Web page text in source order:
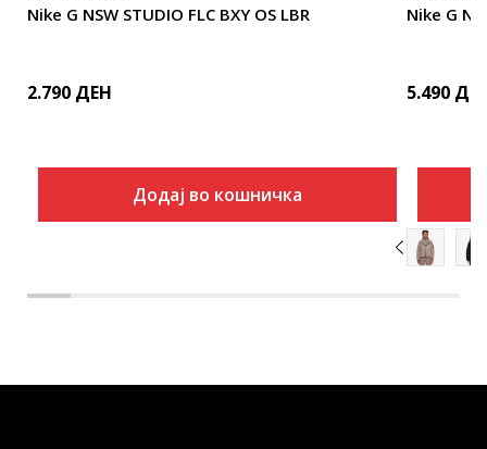
Nike G NSW STUDIO FLC BXY OS LBR
2.790 ДЕН
Додај во кошничка
Nike G
5.490